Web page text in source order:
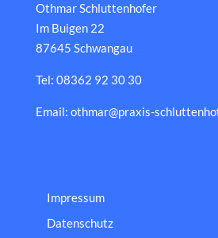
Othmar Schluttenhofer
Im Buigen 22
87645 Schwangau
Tel: 08362 92 30 30
Email: othmar@praxis-
Impressum
Datenschutz